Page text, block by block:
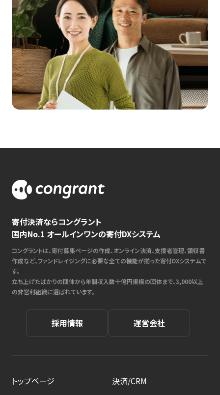
寄付決済ならコングラント
国内No.1 オールインワンの寄付DXシステム
コングラントは、寄付募集ページの作成、オンライン決済、支援者管理、領収書
作成など、ファンドレイジングに必要な全ての機能が揃った寄付DXシステムで
す。
立ち上げたばかりの団体から年間収入数十億円規模の団体まで、3,000以上
の非営利組織に選ばれています。
採用情報 運営会社
トップページ
決済/CRM